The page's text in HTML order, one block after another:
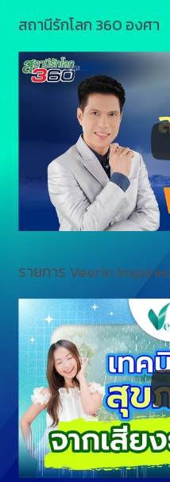
สถานีรักโลก 360 องศา
รายการ Veerin Inspires